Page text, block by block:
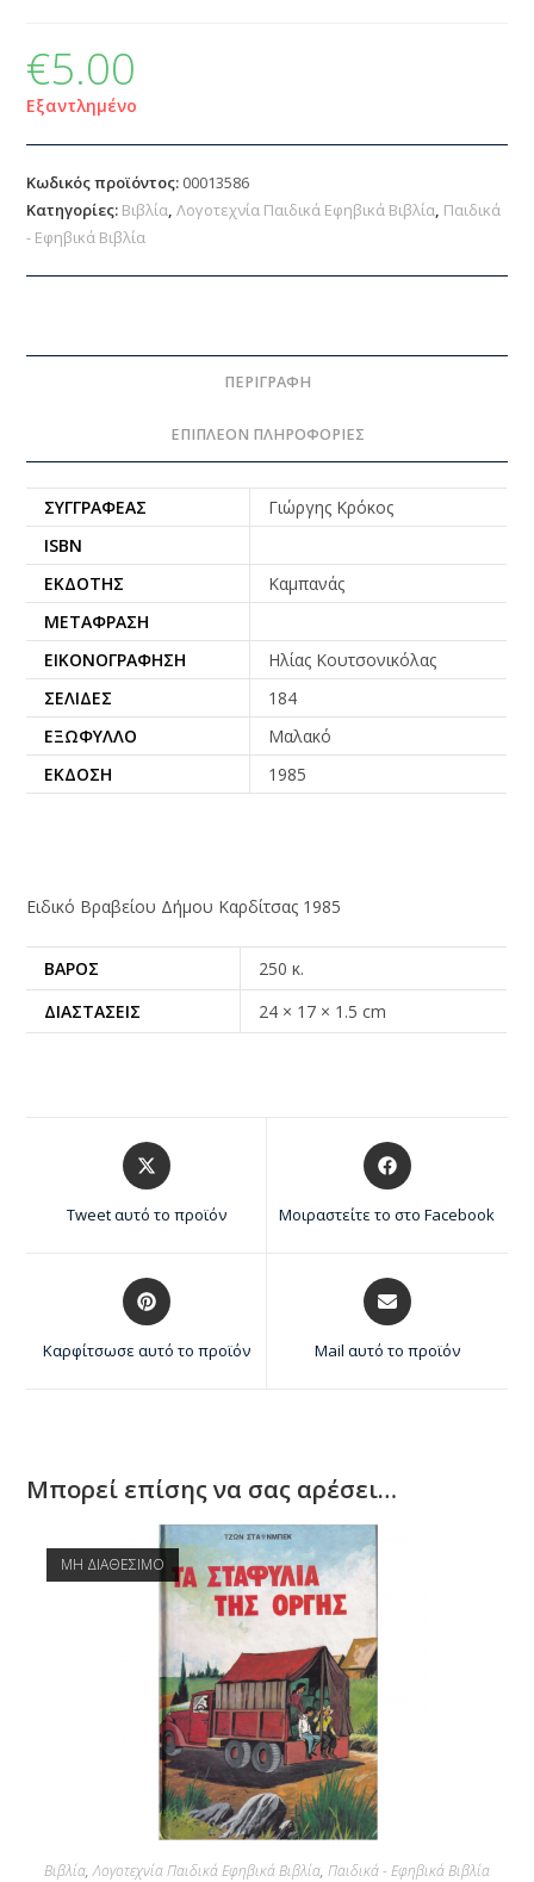
€5.00
Εξαντλημένο
Κωδικός προϊόντος: 00013586
Κατηγορίες: Βιβλία,Λογοτεχνία Παιδικά Εφηβικά Βιβλία, Παιδικά
- Εφηβικά Βιβλία
ΠΕΡΙΓΡΑΦΉ
ΕΠΙΠΛΈΟΝ ΠΛΗΡΟΦΟΡΊΕΣ
ΣΥΓΓΡΑΦΈΑΣ
Γιώργης Κρόκος
ISBN
ΕΚΔΌΤΗΣ
Καμπανάς
ΜΕΤΆΦΡΑΣΗ
ΕΙΚΟΝΟΓΡΆΦΗΣΗ
Ηλίας Κουτσονικόλας
ΣΕΛΊΔΕΣ
184
ΕΞΏΦΥΛΛΟ
Μαλακό
ΈΚΔΟΣΗ
1985
Ειδικό Βραβείου Δήμου Καρδίτσας 1985
ΒΆΡΟΣ
250 κ.
ΔΙΑΣΤΆΣΕΙΣ
24 × 17 × 1.5 cm
Tweet αυτό το προϊόν Μοιραστείτε το στο Facebook
Καρφίτσωσε αυτό το προϊόν Mail αυτό το προϊόν
Μπορεί επίσης να σας αρέσει…
ΜΗ ΔΙΑΘΕΣΙΜΟ
Βιβλία,Λογοτεχνία Παιδικά Εφηβικά Βιβλία, Παιδικά - Εφηβικά Βιβλία